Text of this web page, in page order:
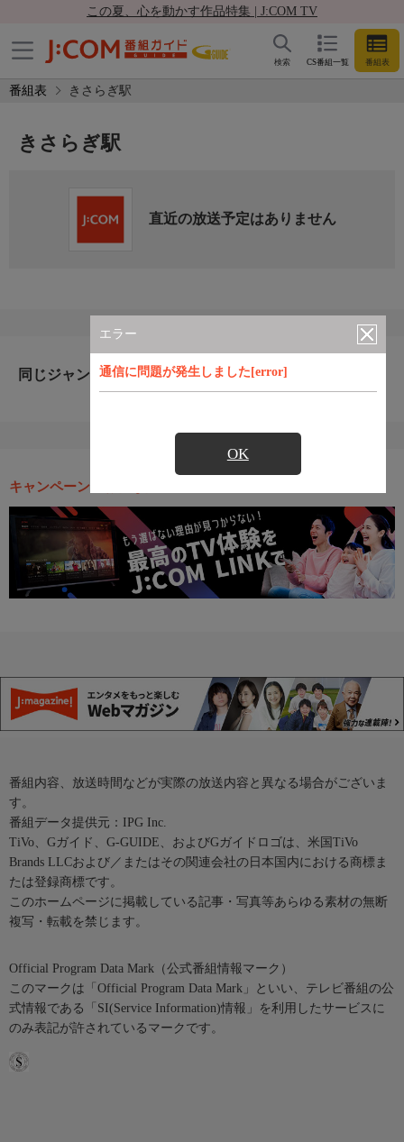
この夏、心を動かす作品特集 | J:COM TV
CS番組一覧 番組表
検索
番組表 きさらぎ駅
エラー
通信に問題が発生しました[error]
OK
きさらぎ駅
直近の放送予定はありません
同じジャンルのおすすめ番組
キャンペーン・お得な情報
番組内容、放送時間などが実際の放送内容と異なる場合がございま
す。
番組データ提供元：IPG Inc.
TiVo、Gガイド、G-GUIDE、およびGガイドロゴは、米国TiVo
Brands LLCおよび／またはその関連会社の日本国内における商標ま
たは登録商標です。
このホームページに掲載している記事・写真等あらゆる素材の無断
複写・転載を禁じます。
Official Program Data Mark（公式番組情報マーク）
このマークは「Official Program Data Mark」といい、テレビ番組の公
式情報である「SI(Service Information)情報」を利用したサービスに
のみ表記が許されているマークです。